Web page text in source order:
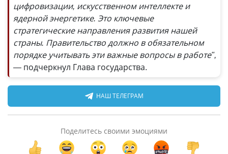
цифровизации, искусственном интеллекте и
ядерной энергетике. Это ключевые
стратегические направления развития нашей
страны. Правительство должно в обязательном
порядке учитывать эти важные вопросы в работе",
— подчеркнул Глава государства.
НАШ ТЕЛЕГРАМ
Поделитесь своими эмоциями